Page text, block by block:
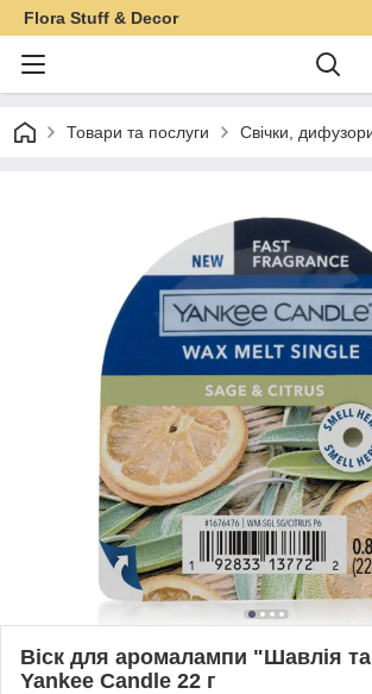
Flora Stuff & Decor
Товари та послуги Свічки,
Віск для аромалампи "Шавлія
Yankee Candle 22 г